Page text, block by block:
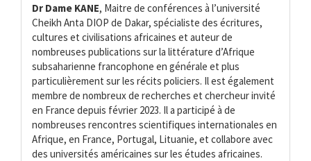
Dr Dame KANE, Maitre de conférences à l’université
Cheikh Anta DIOP de Dakar, spécialiste des écritures,
cultures et civilisations africaines et auteur de
nombreuses publications sur la littérature d’Afrique
subsaharienne francophone en générale et plus
particulièrement sur les récits policiers. Il est également
membre de nombreux de recherches et chercheur invité
en France depuis février 2023. Il a participé à de
nombreuses rencontres scientifiques internationales en
Afrique, en France, Portugal, Lituanie, et collabore avec
des universités américaines sur les études africaines.